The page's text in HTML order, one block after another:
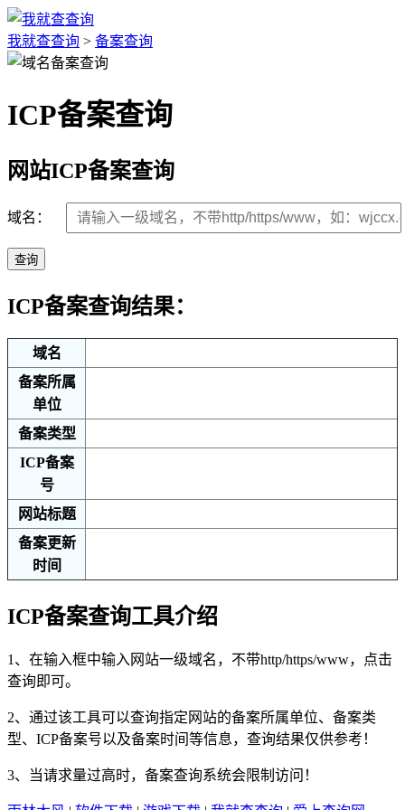
我就查查询 > 备案查询
ICP备案查询
网站ICP备案查询
域名：
查询
ICP备案查询结果：
域名
备案所属
单位
备案类型
ICP备案
号
网站标题
备案更新
时间
ICP备案查询工具介绍
1、在输入框中输入网站一级域名，不带http/https/www，点击
查询即可。
2、通过该工具可以查询指定网站的备案所属单位、备案类
型、ICP备案号以及备案时间等信息，查询结果仅供参考！
3、当请求量过高时，备案查询系统会限制访问！